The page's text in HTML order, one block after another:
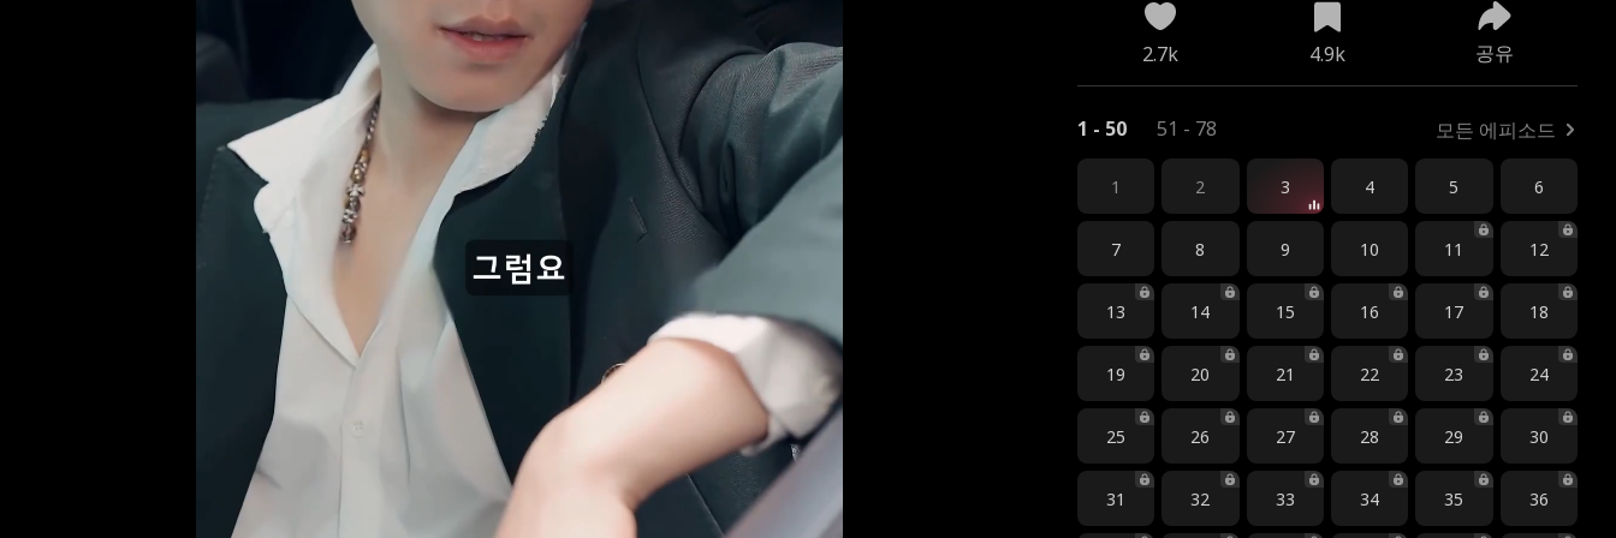
2.7k 4.9k 공유
1 - 50 51 - 78 모든 에피소드
1 2 3 4 5 6
7 8 9 10 11 12
13 14 15 16 17 18
19 20 21 22 23 24
25 26 27 28 29 30
31 32 33 34 35 36